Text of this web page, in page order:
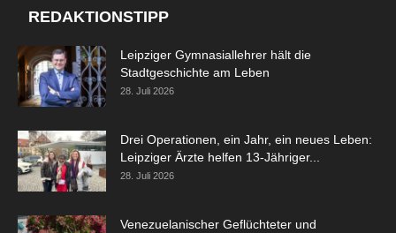
REDAKTIONSTIPP
Leipziger Gymnasiallehrer hält die
Stadtgeschichte am Leben
28. Juli 2026
Drei Operationen, ein Jahr, ein neues Leben:
Leipziger Ärzte helfen 13-Jähriger...
28. Juli 2026
Venezuelanischer Geflüchteter und